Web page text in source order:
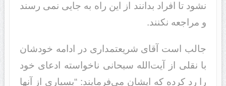
نشود تا افراد بدانند از این راه به جایی نمی رسند
و مراجعه نکنند.
جالب است آقای شریعتمداری در ادامه خودشان
با نقلی از آیت‌الله سبحانی ناخواسته ادعای خود
را رد کرده که ایشان می‌فرمایند: “بسیاری از آنها